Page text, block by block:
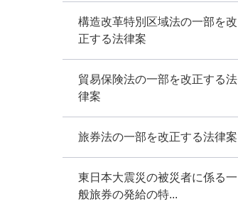
構造改革特別区域法の一部を改
正する法律案
貿易保険法の一部を改正する法
律案
旅券法の一部を改正する法律案
東日本大震災の被災者に係る一
般旅券の発給の特...